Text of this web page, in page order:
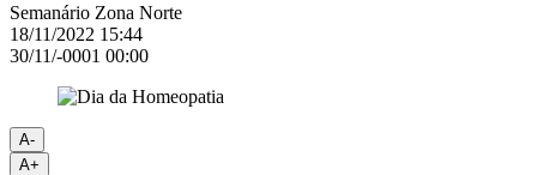
Semanário Zona Norte
18/11/2022 15:44
30/11/-0001 00:00
A-
A+